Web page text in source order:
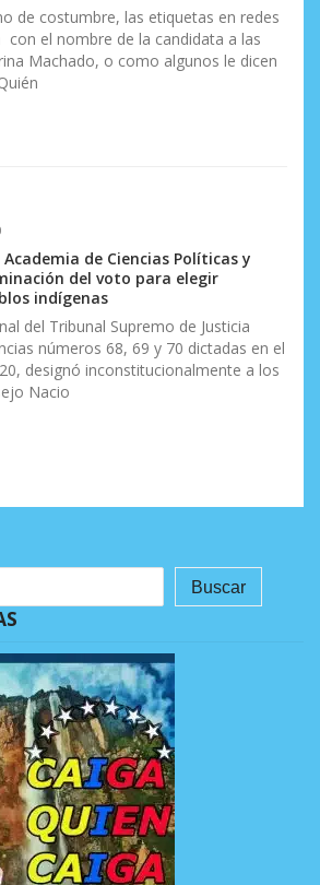
de costumbre, las etiquetas en redes
con el nombre de la candidata a las
Machado, o como algunos le dicen
de Ciencias Políticas y
del voto para elegir
indígenas
del Tribunal Supremo de Justicia
números 68, 69 y 70 dictadas en el
designó inconstitucionalmente a los
Nacio
Buscar